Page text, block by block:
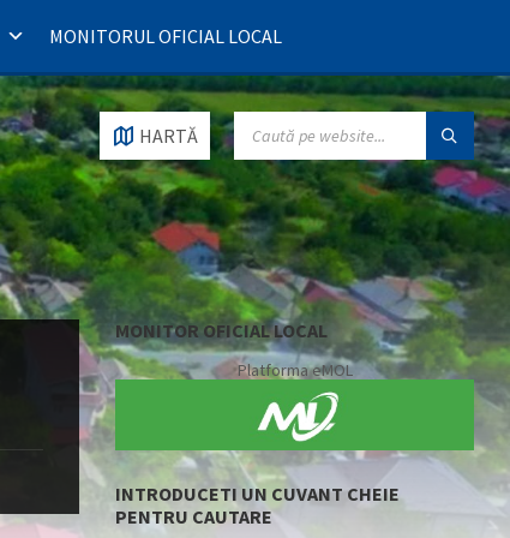
MONITORUL OFICIAL LOCAL
HARTĂ
SEARCH:
MONITOR OFICIAL LOCAL
Platforma eMOL
INTRODUCETI UN CUVANT CHEIE
PENTRU CAUTARE